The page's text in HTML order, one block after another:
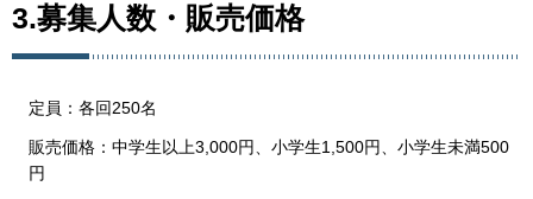
3.募集人数・販売価格
定員：各回250名
販売価格：中学生以上3,000円、小学生1,500円、小学生未満500
円